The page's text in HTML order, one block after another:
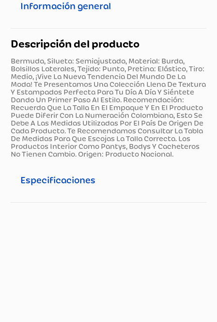
Información general
Descripción del producto
Bermuda, Silueta: Semiajustada, Material: Burda,
Bolsillos Laterales, Tejido: Punto, Pretina: Elástico, Tiro:
Medio, ¡Vive La Nueva Tendencia Del Mundo De La
Moda! Te Presentamos Una Colección Llena De Textura
Y Estampados Perfecta Para Tu Día A Día Y Siéntete
Dando Un Primer Paso Al Estilo. Recomendación:
Recuerda Que La Talla En El Empaque Y En El Producto
Puede Diferir Con La Numeración Colombiana, Esto Se
Debe A Las Medidas Utilizadas Por El País De Origen De
Cada Producto. Te Recomendamos Consultar La Tabla
De Medidas Para Que Escojas La Talla Correcta. Los
Productos Interior Como Pantys, Bodys Y Cacheteros
No Tienen Cambio. Origen: Producto Nacional.
Especificaciones